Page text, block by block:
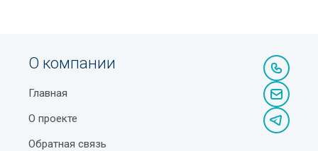
О компании
Главная
О проекте
Обратная связь